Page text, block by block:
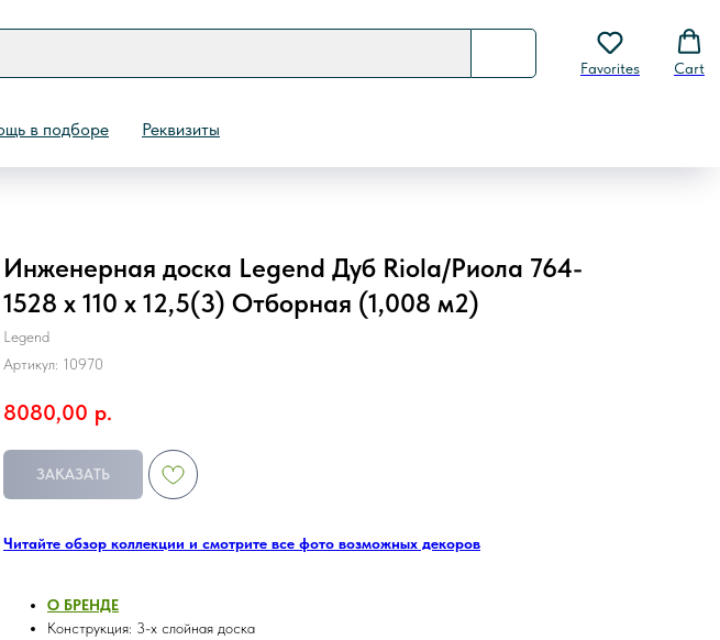
Favorites Cart
в подборе Реквизиты
Инженерная доска Legend Дуб Riola/Риола 764-
1528 х 110 х 12,5(3) Отборная (1,008 м2)
Legend
Артикул: 10970
8080,00 р.
ЗАКАЗАТЬ
Читайте обзор коллекции и смотрите все фото возможных декоров
О БРЕНДE
Конструкция: 3-х слойная доска